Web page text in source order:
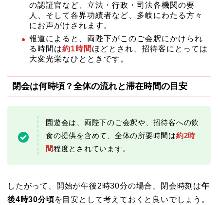
の認証官など、立法・行政・司法各機関の要
人、そして各界功績者など、多岐にわたる方々
にお声がけされます。
報道によると、両陛下がこのご会釈にかけられ
る時間は約1時間 ほどとされ、招待客にとっては
大変光栄なひとときです。
閉会は何時頃？全体の流れと滞在時間の目安
園遊会は、両陛下のご会釈や、招待客への飲
食の提供を含めて、全体の所要時間は約2時
間程度とされています。
したがって、開始が午後2時30分の場合、閉会時刻は午
後4時30分頃を目安として考えておくと良いでしょう。